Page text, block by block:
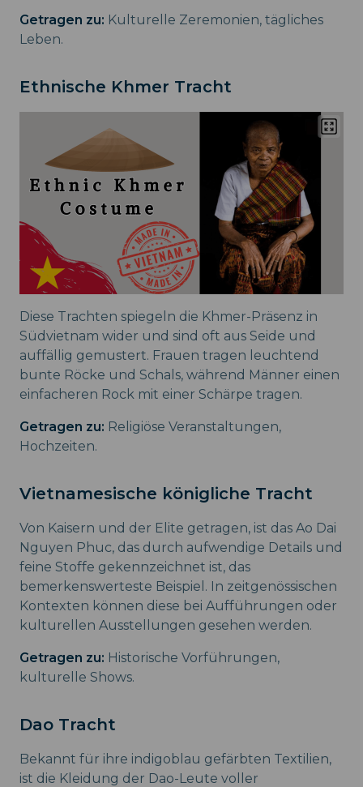
Getragen zu: Kulturelle Zeremonien, tägliches
Leben.
Ethnische Khmer Tracht
Diese Trachten spiegeln die Khmer-Präsenz in
Südvietnam wider und sind oft aus Seide und
auffällig gemustert. Frauen tragen leuchtend
bunte Röcke und Schals, während Männer einen
einfacheren Rock mit einer Schärpe tragen.
Getragen zu: Religiöse Veranstaltungen,
Hochzeiten.
Vietnamesische königliche Tracht
Von Kaisern und der Elite getragen, ist das Ao Dai
Nguyen Phuc, das durch aufwendige Details und
feine Stoffe gekennzeichnet ist, das
bemerkenswerteste Beispiel. In zeitgenössischen
Kontexten können diese bei Aufführungen oder
kulturellen Ausstellungen gesehen werden.
Getragen zu: Historische Vorführungen,
kulturelle Shows.
Dao Tracht
Bekannt für ihre indigoblau gefärbten Textilien,
ist die Kleidung der Dao-Leute voller